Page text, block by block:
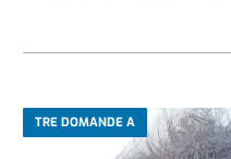
TRE DOMANDE A